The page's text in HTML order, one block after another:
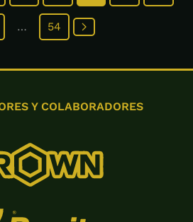
… 54
Y COLABORADORES